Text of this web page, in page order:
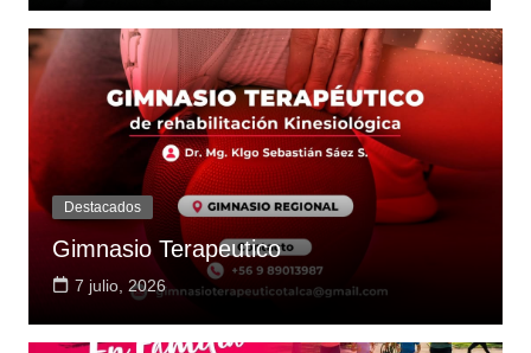
Destacados
Gimnasio Terapeutico
7 julio, 2026